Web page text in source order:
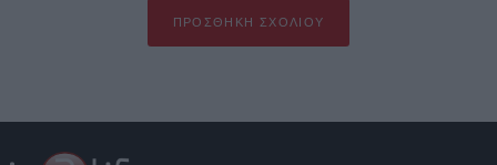
ΠΡΟΣΘΉΚΗ ΣΧΟΛΊΟΥ